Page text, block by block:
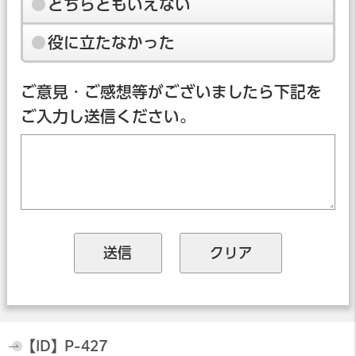
どちらともいえない
役に立たなかった
ご意見・ご感想等がございましたら下記を
ご入力し送信ください。
【ID】 P-427